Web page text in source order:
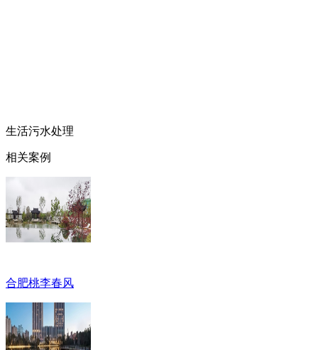
生活污水处理
相关案例
合肥桃李春风